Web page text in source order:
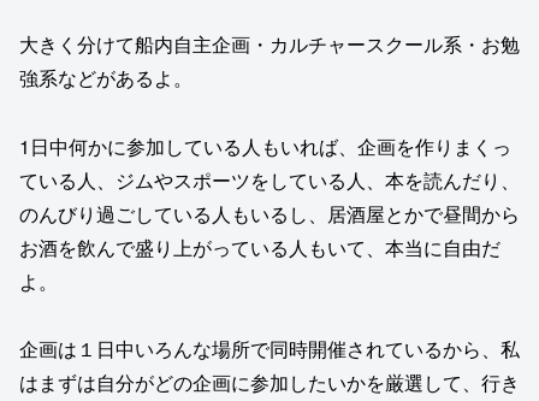
大きく分けて船内自主企画・カルチャースクール系・お勉
強系などがあるよ。
1日中何かに参加している人もいれば、企画を作りまくっ
ている人、ジムやスポーツをしている人、本を読んだり、
のんびり過ごしている人もいるし、居酒屋とかで昼間から
お酒を飲んで盛り上がっている人もいて、本当に自由だ
よ。
企画は１日中いろんな場所で同時開催されているから、私
はまずは自分がどの企画に参加したいかを厳選して、行き